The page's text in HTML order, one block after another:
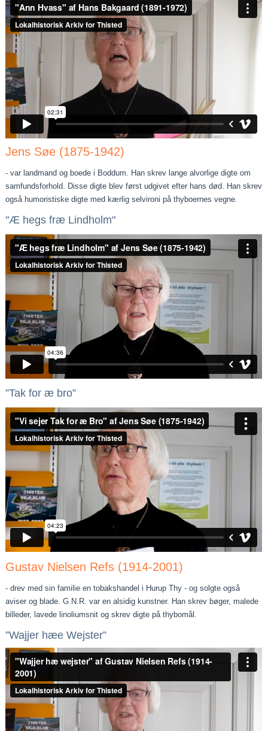
Jens Søe (1875-1942)
- var landmand og boede i Boddum. Han skrev lange alvorlige digte om
samfundsforhold. Disse digte blev først udgivet efter hans død. Han skrev
også humoristiske digte med kærlig selvironi på thyboernes vegne.
"Æ hegs fræ Lindholm"
”Tak for æ bro”
Gustav Nielsen Refs (1914-2001)
- drev med sin familie en tobakshandel i Hurup Thy - og solgte også
aviser og blade. G.N.R. var en alsidig kunstner. Han skrev bøger, malede
billeder, lavede linoliumsnit og skrev digte på thybomål.
”Wajjer hæe Wejster”